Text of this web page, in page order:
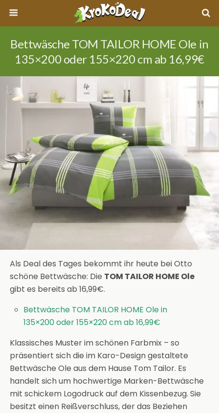
Bettwäsche TOM TAILOR HOME Ole in
135×200 oder 155×220 cm ab 16,99€
Als Deal des Tages bekommt ihr heute bei Otto
schöne Bettwäsche: Die TOM TAILOR HOME Ole
gibt es bereits ab 16,99€.
Bettwäsche TOM TAILOR HOME Ole in
135×200 oder 155×220 cm ab 16,99€
Klassisches Muster im schönen Farbmix – so
präsentiert sich die im Karo-Design gestaltete
Bettwäsche Ole aus dem Hause Tom Tailor. Es
handelt sich um hochwertige Marken-Bettwäsche
mit schickem Logodruck auf dem Kissenbezug. Sie
besitzt einen Reißverschluss, der das Beziehen